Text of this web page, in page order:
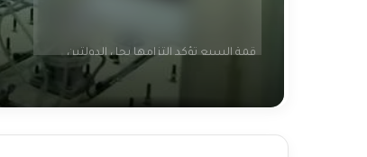
قمة السبع تؤكد التزامها بحل الدولتين
وتقرير أممي يتهم إسرائيل ومجموعات
فلسطينية بارتكاب جرائم حرب
واشنطن: حريصون مع شركائنا للتوصل